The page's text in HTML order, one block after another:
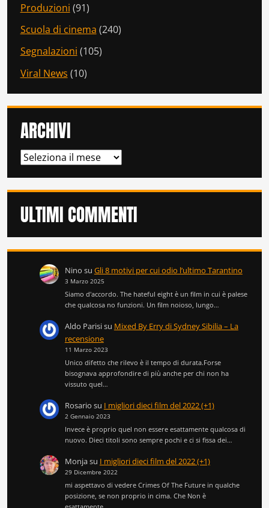
Produzioni (91)
Scuola di cinema (240)
Segnalazioni (105)
Viral News (10)
ARCHIVI
ARCHIVI
ULTIMI COMMENTI
Nino su Gli 8 motivi per cui odio l’ultimo Tarantino
3 Marzo 2025
Siamo d'accordo. The hateful eight è un film in cui è palese
che qualcosa no funzioni. Un film noioso, lungo…
Aldo Parisisu Mixed By Erry di Sydney Sibilia – La
recensione
11 Marzo 2023
Unico difetto che rilevo è il tempo di durata.Forse
bisognava approfondire di più anche per chi non ha
vissuto quel…
Rosario su I migliori dieci film del 2022 (+1)
2 Gennaio 2023
Invece è proprio quel non essere esattamente qualcosa di
nuovo. Dieci titoli sono sempre pochi e ci si fissa dei…
Monjasu I migliori dieci film del 2022 (+1)
29 Dicembre 2022
mi aspettavo di vedere Crimes Of The Future in qualche
posizione, se non proprio in cima. Che Non è